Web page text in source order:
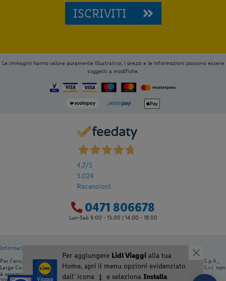
ISCRIVITI
Le immagini hanno valore puramente illustrativo; i prezzi e le informazioni possono essere
soggetti a modifiche.
4,7/5
3.024
Recensioni
0471 806678
Lun-Sab 9.00 - 13.00 | 14.00 - 18.00
Informativa privacy
Per l’erogazione dei servizi di viaggio è responsabile /direzione tecnica Ignas Tour S.p.A.,
Largo Cesare Battisti, 28 - 39044 Egna (BZ) - Italia, P.IVA: 01652670215. Lidl Italia S.r.l. non
è organizzatore né venditore del servizio viaggio, ai sensi dell’articolo 83 del Dlgs
Per aggiungere Lidl Viaggi alla tua
Home, apri il menu opzioni evidenziato
dall' icona
e selezionaInstalla